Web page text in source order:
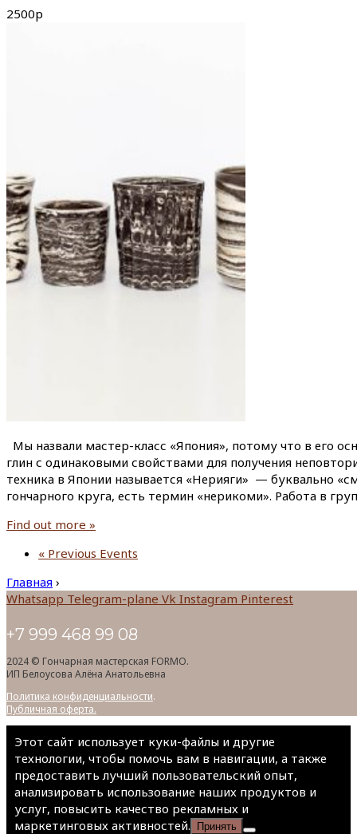
2500р
Мы назвали мастер-класс «Япония», потому что в его
глин с одинаковыми свойствами для получения
техника в Японии называется «Нерияги» — буквально
гончарного круга, есть термин «нерикоми». Работа в
Find out more »
« Previous Events
Главная ›
Whatsapp Telegram-plane Vk Instagram Pinterest
+7 999 468 99 08
2024 © Гончарная мастерская FORMO.
ИП Белоусова Алёна Анатольевна
Политика конфиденциальности.
Публичная оферта.
Этот сайт использует куки-файлы и другие
технологии, чтобы помочь вам в навигации, а также
предоставить лучший пользовательский опыт,
анализировать использование наших продуктов и
услуг, повысить качество рекламных и
маркетинговых активностей.
Принять